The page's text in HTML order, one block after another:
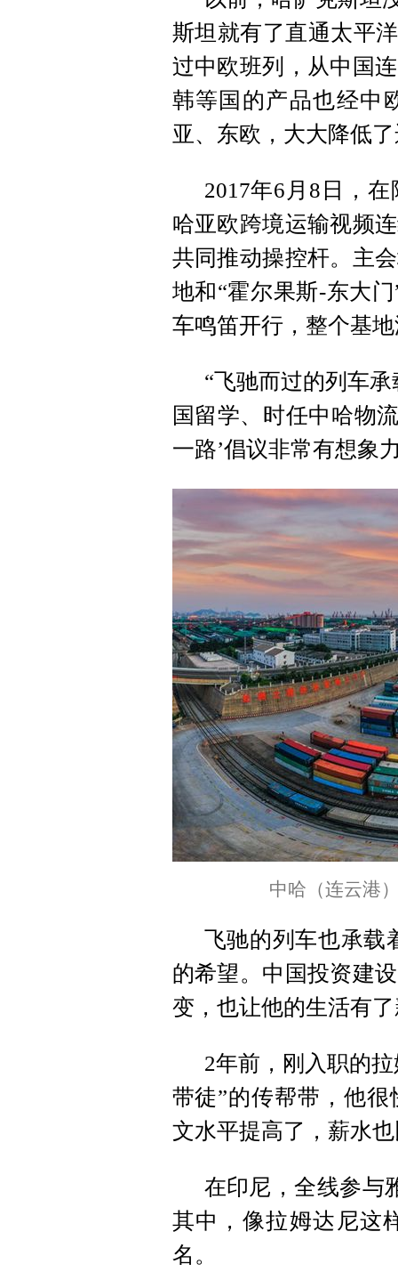
斯坦就有了直通太平
过中欧班列，从中国
韩等国的产品也经中
亚、东欧，大大降低
2017年6月8日，
哈亚欧跨境运输视频
共同推动操控杆。主
地和“霍尔果斯-东大
车鸣笛开行，整个基
“飞驰而过的列车
国留学、时任中哈物
一路’倡议非常有想象
中哈（连云港
飞驰的列车也承
的希望。中国投资建
变，也让他的生活有
2年前，刚入职的
带徒”的传帮带，他
文水平提高了，薪水
在印尼，全线参与
其中，像拉姆达尼这
名。